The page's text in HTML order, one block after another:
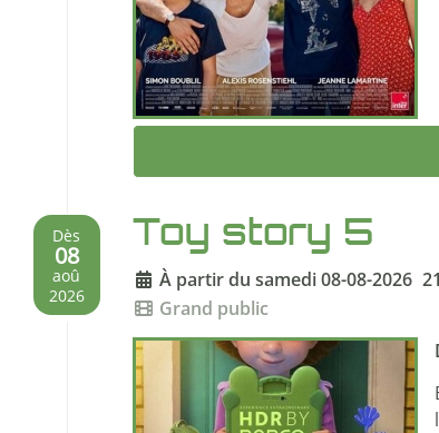
Dès
08
aoû
2026
Toy story 5
À partir du samedi 08-08-2026
Grand public